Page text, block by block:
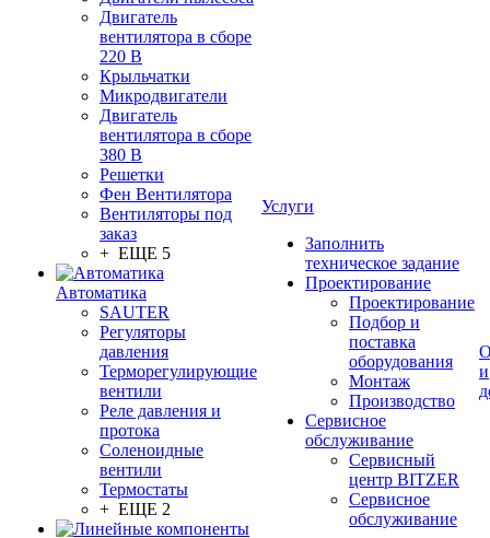
Двигатель
вентилятора в сборе
220 В
Крыльчатки
Микродвигатели
Двигатель
вентилятора в сборе
380 В
Решетки
Фен Вентилятора
Вентиляторы под
заказ
+ ЕЩЕ 5
Автоматика
SAUTER
Регуляторы
давления
Терморегулирующие
вентили
Реле давления и
протока
Соленоидные
вентили
Термостаты
+ ЕЩЕ 2
Услуги
Заполнить
техническое задание
Проектирование
Проектирование
Подбор и
поставка
оборудования
Монтаж
Производство
Сервисное
обслуживание
Сервисный
центр BITZER
Сервисное
обслуживание
и